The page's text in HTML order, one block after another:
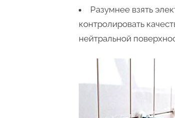
Разумнее взять
контролировать
нейтральной